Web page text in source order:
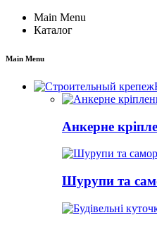
Main Menu
Каталог
Main Menu
Анкерне
Шурупи та